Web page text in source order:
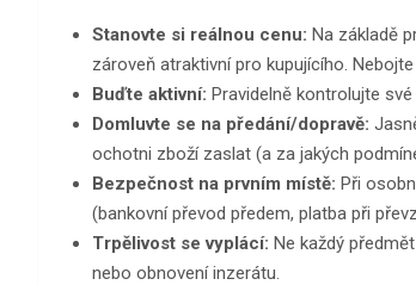
Stanovte si reálnou cenu: Na základě
zároveň atraktivní pro kupujícího.
Buďte aktivní: Pravidelně kontrolujte
Domluvte se na předání/dopravě:
ochotni zboží zaslat (a za jakých
Bezpečnost na prvním místě: Při
(bankovní převod předem, platba při
Trpělivost se vyplácí: Ne každý
nebo obnovení inzerátu.